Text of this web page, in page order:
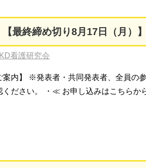
最終締め切り8月17日（月）】
看護研究会
案内】 ※発表者・共同発表者、全員の
ください。 ・≪ お申し込みはこちら